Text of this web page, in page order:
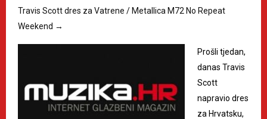
Travis Scott dres za Vatrene / Metallica M72 No Repeat
Weekend →
Prošli tjedan,
danas Travis
Scott
napravio dres
za Hrvatsku,